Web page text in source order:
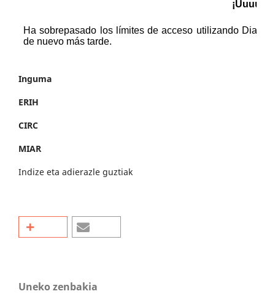
Inguma
ERIH
CIRC
MIAR
Indize eta adierazle guztiak
Uneko zenbakia